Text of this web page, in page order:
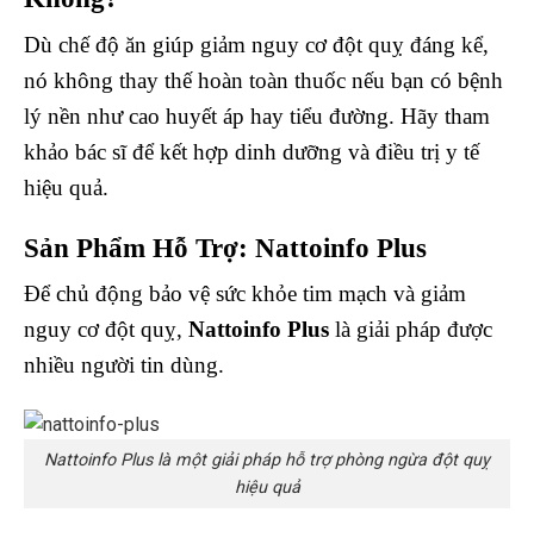
Dù chế độ ăn giúp giảm nguy cơ đột quỵ đáng kể,
nó không thay thế hoàn toàn thuốc nếu bạn có bệnh
lý nền như cao huyết áp hay tiểu đường. Hãy tham
khảo bác sĩ để kết hợp dinh dưỡng và điều trị y tế
hiệu quả.
Sản Phẩm Hỗ Trợ: Nattoinfo Plus
Để chủ động bảo vệ sức khỏe tim mạch và giảm
nguy cơ đột quỵ, Nattoinfo Plus là giải pháp được
nhiều người tin dùng.
Nattoinfo Plus là một giải pháp hỗ trợ phòng ngừa đột quỵ
hiệu quả